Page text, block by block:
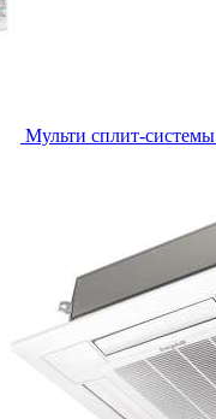
Мульти сплит-системы